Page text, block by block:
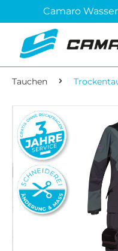
Camaro
Tauchen